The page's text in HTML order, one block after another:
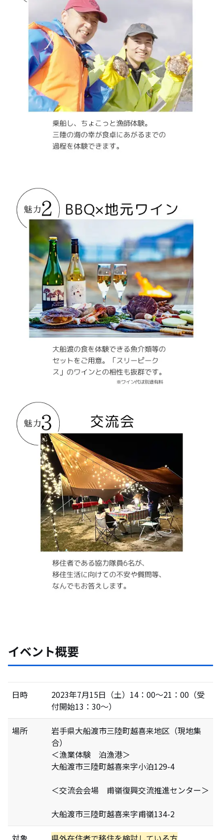
イベント概要
日時
2023年7月15日（土）14：00～21：00（受
付開始13：30～）
場所
岩手県大船渡市三陸町越喜来地区（現地集
合）
＜漁業体験 泊漁港＞
大船渡市三陸町越喜来字小泊129-4
＜交流会会場 甫嶺復興交流推進センター＞
大船渡市三陸町越喜来字甫嶺134-2